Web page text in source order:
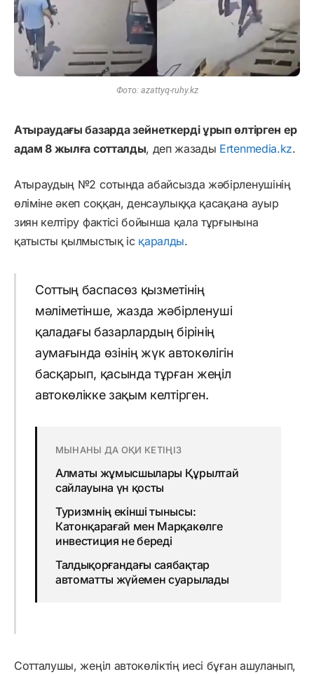
Фото: azattyq-ruhy.kz
Атыраудағы базарда зейнеткерді ұрып өлтірген ер
адам 8 жылға сотталды, деп жазады Ertenmedia.kz.
Атыраудың №2 сотында абайсызда жәбірленушінің
өліміне әкеп соққан, денсаулыққа қасақана ауыр
зиян келтіру фактісі бойынша қала тұрғынына
қатысты қылмыстық іс қаралды.
Соттың баспасөз қызметінің
мәліметінше, жазда жәбірленуші
қаладағы базарлардың бірінің
аумағында өзінің жүк автокөлігін
басқарып, қасында тұрған жеңіл
автокөлікке зақым келтірген.
МЫНАНЫ ДА ОҚИ КЕТІҢІЗ
Алматы жұмысшылары Құрылтай
сайлауына үн қосты
Туризмнің екінші тынысы:
Катонқарағай мен Марқакөлге
инвестиция не береді
Талдықорғандағы саябақтар
автоматты жүйемен суарылады
Сотталушы, жеңіл автокөліктің иесі бұған ашуланып,